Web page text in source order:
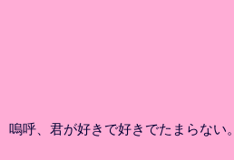
嗚呼、君が好きで好きでたまらない。